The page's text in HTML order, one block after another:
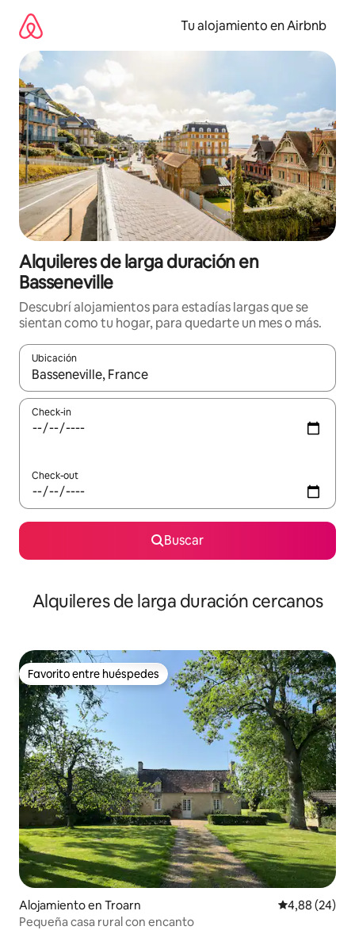
contenido
Tu alojamiento en Airbnb
Alquileres de larga duración en
Basseneville
Descubrí alojamientos para estadías largas que se
sientan como tu hogar, para quedarte un mes o más.
Ubicación
Cuando los resultados estén disponibles, navegá con las
Check-in
Check-out
Buscar
Alquileres de larga duración cercanos
Favorito entre huéspedes
Favorito entre huéspedes
Alojamiento en Troarn Calificación
4,88 (24)
Pequeña casa rural con encanto